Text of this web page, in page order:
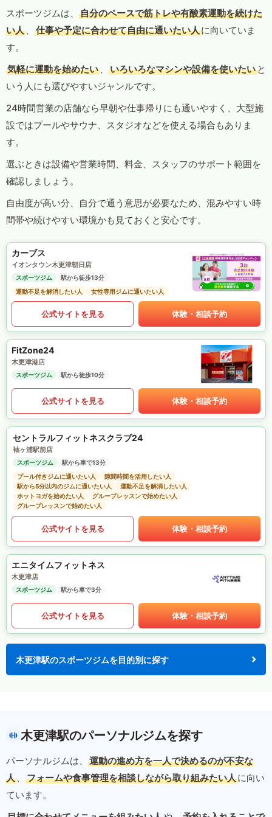
スポーツジムは、
自分のペースで筋トレや有酸素運動を続けた
い人 、 仕事や予定に合わせて自由に通いたい人に向いていま
す。
気軽に運動を始めたい 、 いろいろなマシンや設備を使いたい と
いう人にも選びやすいジャンルです。
24時間営業の店舗なら早朝や仕事帰りにも通いやすく、大型施
設ではプールやサウナ、スタジオなどを使える場合もありま
す。
選ぶときは設備や営業時間、料金、スタッフのサポート範囲を
確認しましょう。
自由度が高い分、自分で通う意思が必要なため、混みやすい時
間帯や続けやすい環境かも見ておくと安心です。
カーブス
イオンタウン木更津朝日店
スポーツジム
駅から徒歩13分
運動不足を解消したい人
女性専用ジムに通いたい人
公式サイトを見る 体験・相談予約
FitZone24
木更津港店
スポーツジム 駅から徒歩10分
公式サイトを見る 体験・相談予約
セントラルフィットネスクラブ24
袖ヶ浦駅前店
スポーツジム
駅から車で13分
プール付きジムに通いたい人
隙間時間を活用したい人
駅から5分以内のジムに通いたい人
運動不足を解消したい人
ホットヨガを始めたい人
グループレッスンで始めたい人
グループレッスンで始めたい人
公式サイトを見る 体験・相談予約
エニタイムフィットネス
木更津店
スポーツジム 駅から車で3分
公式サイトを見る 体験・相談予約
木更津駅のスポーツジムを目的別に探す
木更津駅のパーソナルジムを探す
パーソナルジムは、
運動の進め方を一人で決めるのが不安な
人 、 フォームや食事管理を相談しながら取り組みたい人に向い
ています。